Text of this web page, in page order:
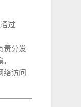
过
责分发
络访问